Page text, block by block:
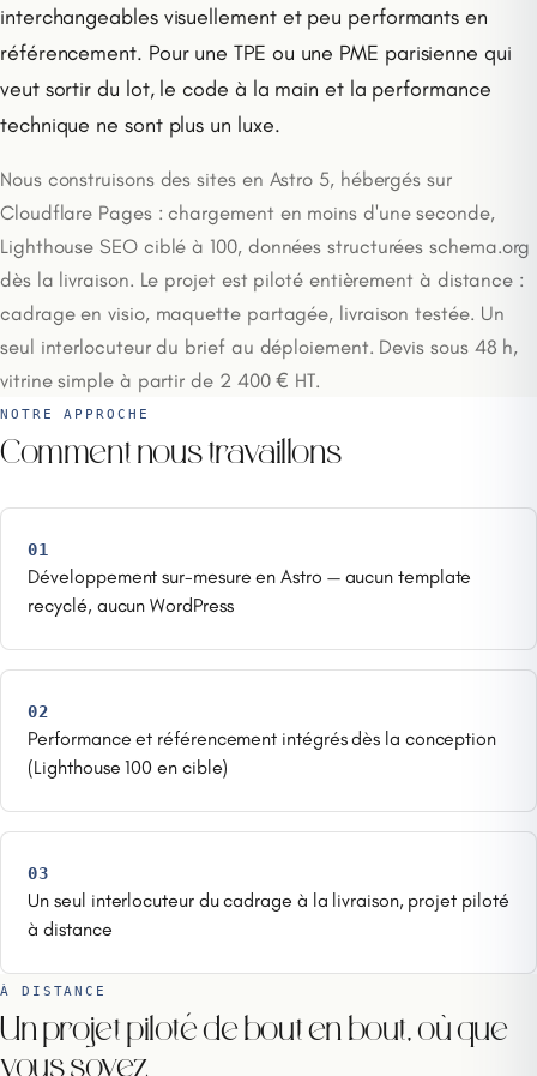
interchangeables visuellement et peu performants en
référencement. Pour une TPE ou une PME parisienne qui
veut sortir du lot, le code à la main et la performance
technique ne sont plus un luxe.
Nous construisons des sites en Astro 5, hébergés sur
Cloudflare Pages : chargement en moins d'une seconde,
Lighthouse SEO ciblé à 100, données structurées schema.org
dès la livraison. Le projet est piloté entièrement à distance :
cadrage en visio, maquette partagée, livraison testée. Un
seul interlocuteur du brief au déploiement. Devis sous 48 h,
vitrine simple à partir de 2 400 € HT.
NOTRE APPROCHE
Comment nous travaillons
01
Développement sur-mesure en Astro — aucun template
recyclé, aucun WordPress
02
Performance et référencement intégrés dès la conception
(Lighthouse 100 en cible)
03
Un seul interlocuteur du cadrage à la livraison, projet piloté
à distance
À DISTANCE
Un projet piloté de bout en bout, où que
vous soyez